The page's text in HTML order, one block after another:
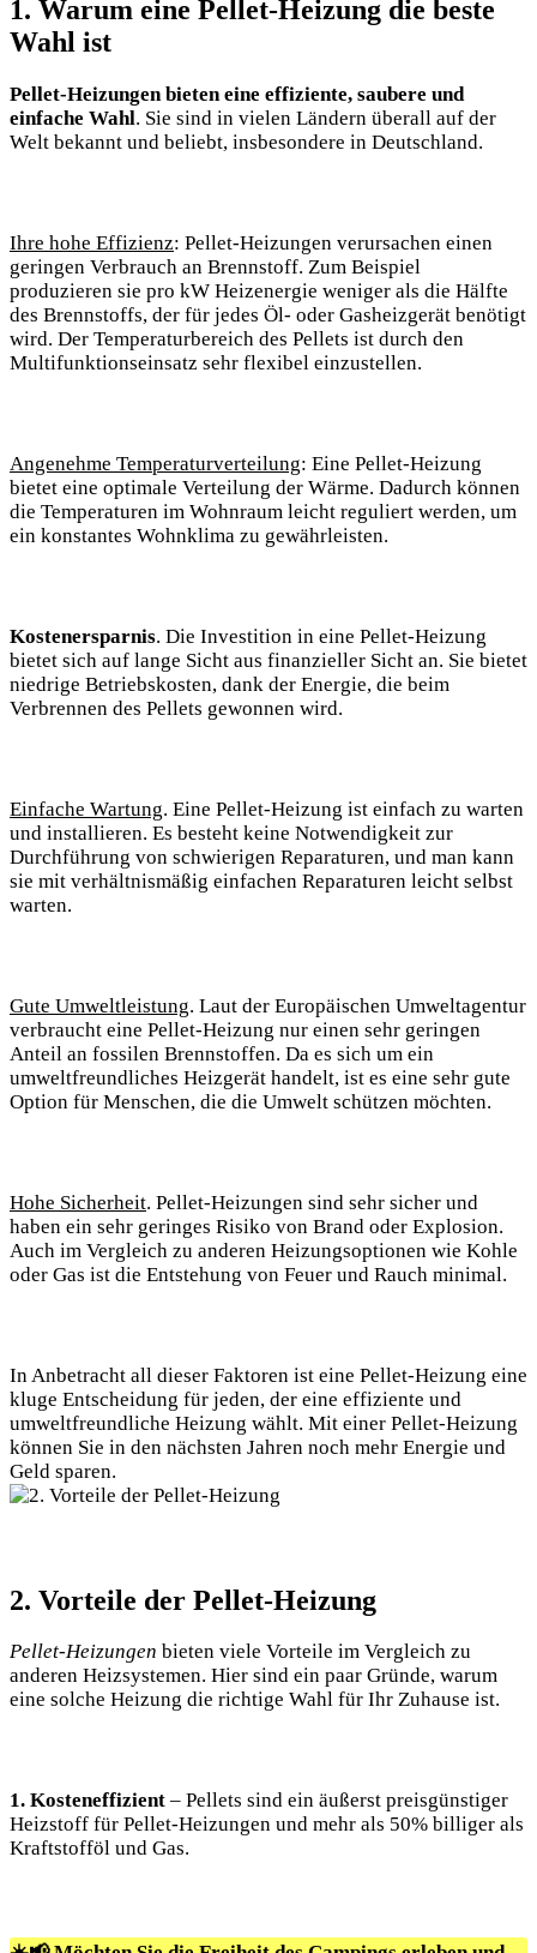
1. Warum eine Pellet-Heizung die beste
Wahl ist
Pellet-Heizungen bieten eine effiziente, saubere und
einfache Wahl. Sie sind in vielen Ländern überall auf der
Welt bekannt und beliebt, insbesondere in Deutschland.
Ihre hohe Effizienz: Pellet-Heizungen verursachen einen
geringen Verbrauch an Brennstoff. Zum Beispiel
produzieren sie pro kW Heizenergie weniger als die Hälfte
des Brennstoffs, der für jedes Öl- oder Gasheizgerät benötigt
wird. Der Temperaturbereich des Pellets ist durch den
Multifunktionseinsatz sehr flexibel einzustellen.
Angenehme Temperaturverteilung: Eine Pellet-Heizung
bietet eine optimale Verteilung der Wärme. Dadurch können
die Temperaturen im Wohnraum leicht reguliert werden, um
ein konstantes Wohnklima zu gewährleisten.
Kostenersparnis. Die Investition in eine Pellet-Heizung
bietet sich auf lange Sicht aus finanzieller Sicht an. Sie bietet
niedrige Betriebskosten, dank der Energie, die beim
Verbrennen des Pellets gewonnen wird.
Einfache Wartung. Eine Pellet-Heizung ist einfach zu warten
und installieren. Es besteht keine Notwendigkeit zur
Durchführung von schwierigen Reparaturen, und man kann
sie mit verhältnismäßig einfachen Reparaturen leicht selbst
warten.
Gute Umweltleistung. Laut der Europäischen Umweltagentur
verbraucht eine Pellet-Heizung nur einen sehr geringen
Anteil an fossilen Brennstoffen. Da es sich um ein
umweltfreundliches Heizgerät handelt, ist es eine sehr gute
Option für Menschen, die die Umwelt schützen möchten.
Hohe Sicherheit. Pellet-Heizungen sind sehr sicher und
haben ein sehr geringes Risiko von Brand oder Explosion.
Auch im Vergleich zu anderen Heizungsoptionen wie Kohle
oder Gas ist die Entstehung von Feuer und Rauch minimal.
In Anbetracht all dieser Faktoren ist eine Pellet-Heizung eine
kluge Entscheidung für jeden, der eine effiziente und
umweltfreundliche Heizung wählt. Mit einer Pellet-Heizung
können Sie in den nächsten Jahren noch mehr Energie und
Geld sparen.
2. Vorteile der Pellet-Heizung
Pellet-Heizungen bieten viele Vorteile im Vergleich zu
anderen Heizsystemen. Hier sind ein paar Gründe, warum
eine solche Heizung die richtige Wahl für Ihr Zuhause ist.
1. Kosteneffizient – Pellets sind ein äußerst preisgünstiger
Heizstoff für Pellet-Heizungen und mehr als 50% billiger als
Kraftstofföl und Gas.